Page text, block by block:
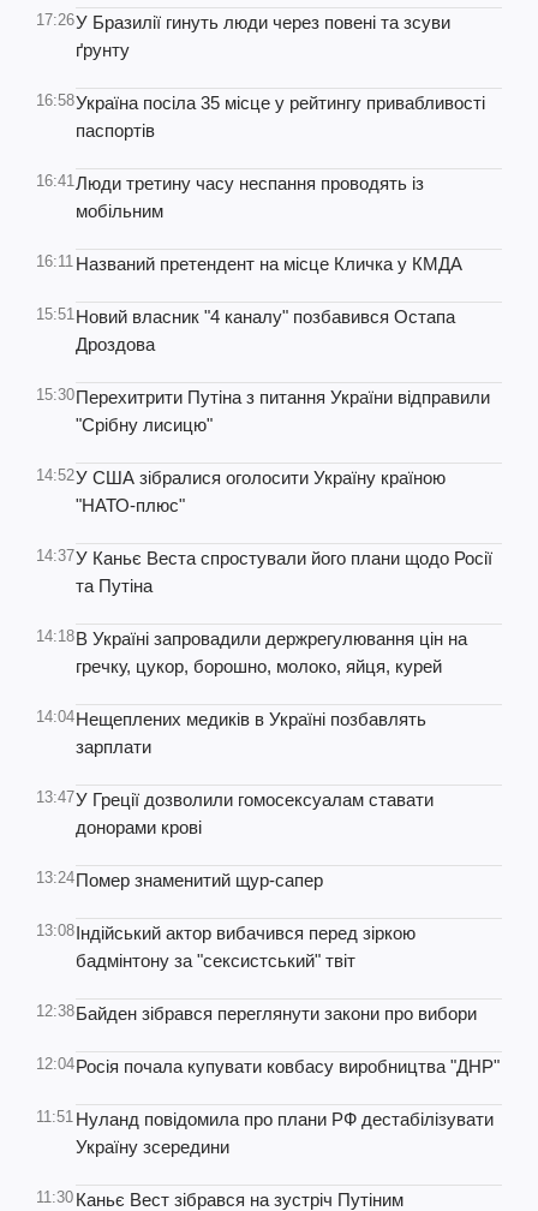
17:26У Бразилії гинуть люди через повені та зсуви
ґрунту
16:58Україна посіла 35 місце у рейтингу привабливості
паспортів
16:41Люди третину часу неспання проводять із
мобільним
16:11 Названий претендент на місце Кличка у КМДА
15:51Новий власник "4 каналу" позбавився Остапа
Дроздова
15:30Перехитрити Путіна з питання України відправили
"Срібну лисицю"
14:52У США зібралися оголосити Україну країною
"НАТО-плюс"
14:37У Каньє Веста спростували його плани щодо Росії
та Путіна
14:18В Україні запровадили держрегулювання цін на
гречку, цукор, борошно, молоко, яйця, курей
14:04Нещеплених медиків в Україні позбавлять
зарплати
13:47У Греції дозволили гомосексуалам ставати
донорами крові
13:24Помер знаменитий щур-сапер
13:08Індійський актор вибачився перед зіркою
бадмінтону за "сексистський" твіт
12:38Байден зібрався переглянути закони про вибори
12:04Росія почала купувати ковбасу виробництва "ДНР"
11:51 Нуланд повідомила про плани РФ дестабілізувати
Україну зсередини
11:30 Каньє Вест зібрався на зустріч Путіним